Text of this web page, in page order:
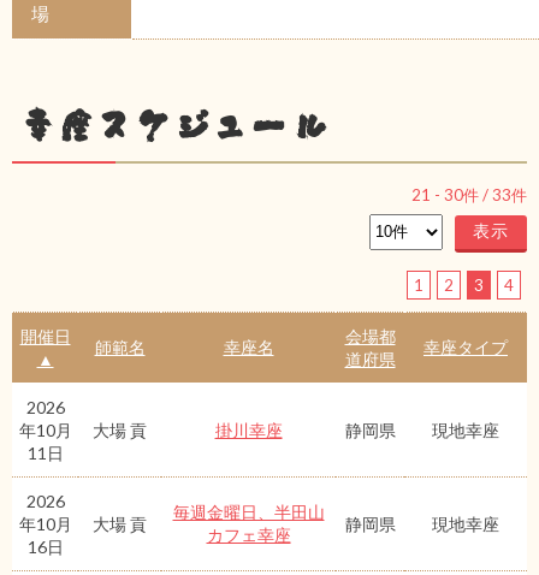
場
幸座スケジュール
21 - 30件 /33件
1 2 3 4
開催日
▲
師範名 幸座名
会場都
道府県
幸座タイプ
2026
年10月
11日
大場 貢 掛川幸座 静岡県 現地幸座
2026
年10月
16日
大場 貢
毎週金曜日、半田山
カフェ幸座
静岡県 現地幸座